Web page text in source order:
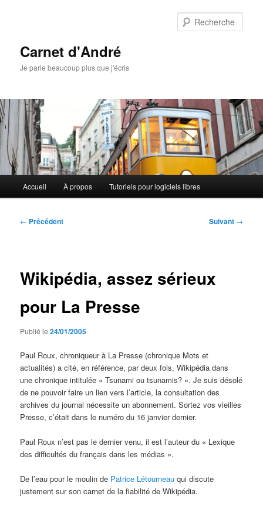
Carnet d'André
Je parle beaucoup plus que j'écris
principal
Accueil À propos Tutoriels pour logiciels libres
Navigation
← Précédent Suivant →
Wikipédia, assez sérieux
pour La Presse
Publié le24/01/2005
Paul Roux, chroniqueur à La Presse (chronique Mots et
actualités) a cité, en référence, par deux fois, Wikipédia dans
une chronique intitulée « Tsunami ou tsunamis? ». Je suis désolé
de ne pouvoir faire un lien vers l’article, la consultation des
archives du journal nécessite un abonnement. Sortez vos vieilles
Presse, c’était dans le numéro du 16 janvier dernier.
Paul Roux n’est pas le dernier venu, il est l’auteur du « Lexique
des difficultés du français dans les médias ».
De l’eau pour le moulin de Patrice Létourneau qui discute
justement sur son carnet de la fiabilité de Wikipédia.